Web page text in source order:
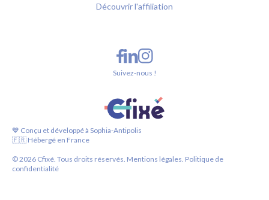
Découvrir l'affiliation
💙 Conçu et développé à Sophia-Antipolis
🇫🇷 Hébergé en France
©2026 Cfixé. Tous droits réservés. Mentions légales. Politique de
confidentialité
Suivez-nous !